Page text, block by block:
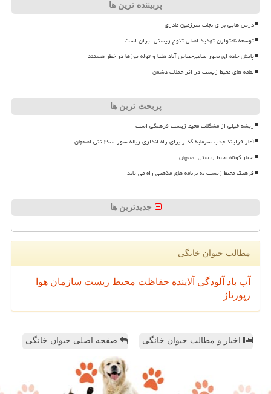
پربیننده ترین ها
درس هایی برای نجات سرزمین مادری
توسعه نامتوازن تهدید اصلی تنوع زیستی ایران است
پایش جاده ای محور میامی-عباس آباد هلیا و توله یوزها در خطر هستند
لطمه های محیط زیست در اثر حملات دشمن
پربحث ترین ها
ریشه خیلی از مشکلات محیط زیست فرهنگی است
آغاز فرایند جذب سرمایه گذار برای راه اندازی زباله سوز ۳۰۰ تنی اصفهان
اخبار کوتاه محیط زیستی اصفهان
فرهنگ محیط زیست به برنامه های مذهبی راه می یابد
جدیدترین ها
مطالب حیوان خانگی
آب باد آلودگی آلاینده حفاظت محیط زیست سازمان هوا
رپورتاژ
اخبار و مطالب حیوان خانگی صفحه اصلی حیوان خانگی